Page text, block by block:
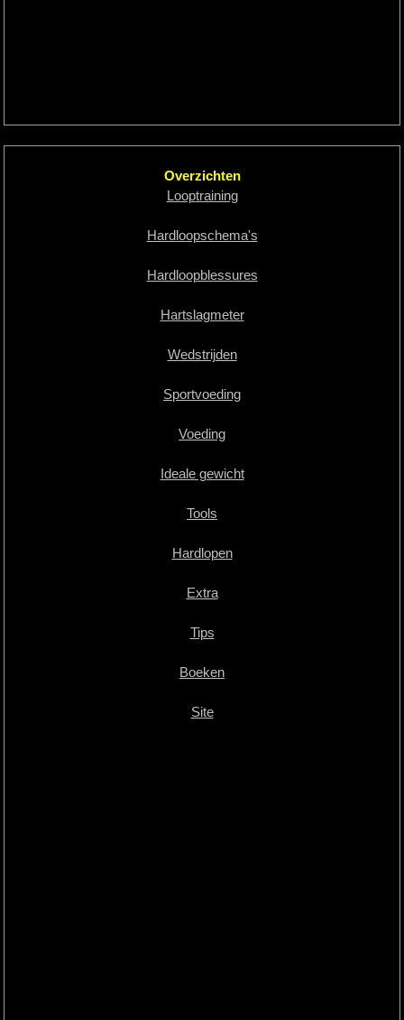
Overzichten
Looptraining
Hardloopschema's
Hardloopblessures
Hartslagmeter
Wedstrijden
Sportvoeding
Voeding
Ideale gewicht
Tools
Hardlopen
Extra
Tips
Boeken
Site